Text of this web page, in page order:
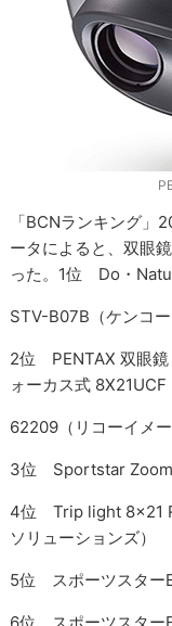
「BCNランキング
ータによると、双眼
った。1位 Do・
STV-B07B（ケンコー
2位 PENTAX 双眼鏡
ォーカス式 8X21UCF
62209（リコーイメー
3位 Sportstar Zoom
4位 Trip light 8x21
ソリューションズ）
5位 スポーツスター